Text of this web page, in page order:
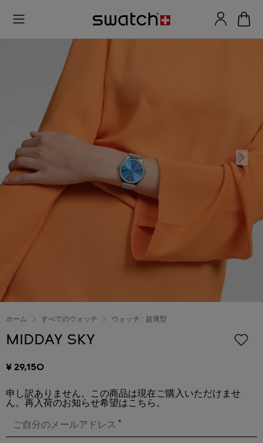
ホーム すべてのウォッチ ウォッチ : 超薄型
MIDDAY SKY
¥ 29,150
申し訳ありません。この商品は現在ご購入いただけませ
ん。再入荷のお知らせ希望はこちら。
ご自分のメールアドレス *